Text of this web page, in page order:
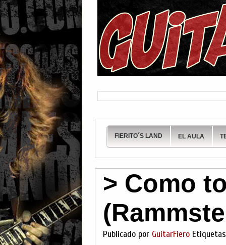
FIERITO´S LAND EL AULA
> Como
Publicado por GuitarFiero